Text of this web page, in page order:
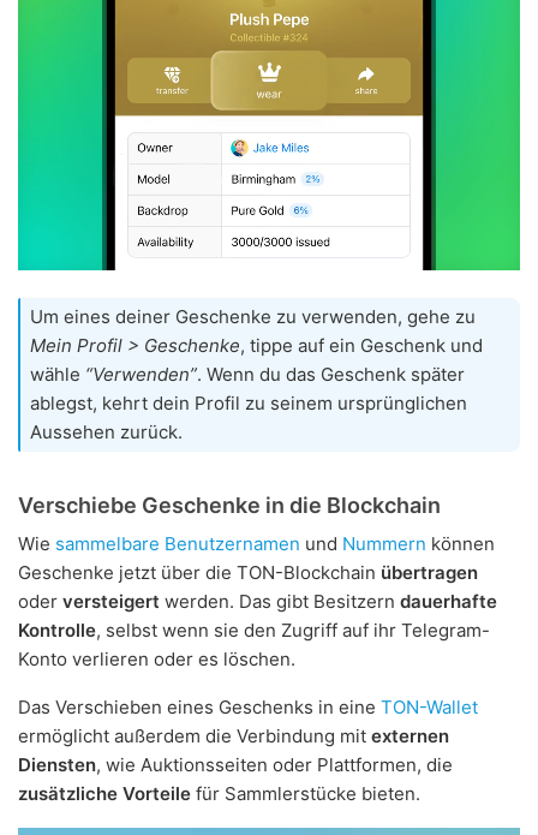
Um eines deiner Geschenke zu verwenden, gehe zu
Mein Profil > Geschenke, tippe auf ein Geschenk und
wähle “Verwenden”. Wenn du das Geschenk später
ablegst, kehrt dein Profil zu seinem ursprünglichen
Aussehen zurück.
Verschiebe Geschenke in die Blockchain
Wie sammelbare Benutzernamen und Nummern können
Geschenke jetzt über die TON-Blockchain übertragen
oder versteigert werden. Das gibt Besitzern dauerhafte
Kontrolle, selbst wenn sie den Zugriff auf ihr Telegram-
Konto verlieren oder es löschen.
Das Verschieben eines Geschenks in eine TON-Wallet
ermöglicht außerdem die Verbindung mit externen
Diensten, wie Auktionsseiten oder Plattformen, die
zusätzliche Vorteile für Sammlerstücke bieten.